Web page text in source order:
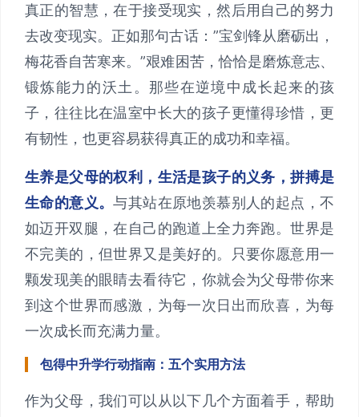
真正的智慧，在于接受现实，然后用自己的努力
去改变现实。正如那句古话：”宝剑锋从磨砺出，
梅花香自苦寒来。”艰难困苦，恰恰是磨炼意志、
锻炼能力的沃土。那些在逆境中成长起来的孩
子，往往比在温室中长大的孩子更懂得珍惜，更
有韧性，也更容易获得真正的成功和幸福。
生养是父母的权利，生活是孩子的义务，拼搏是
生命的意义。与其站在原地羡慕别人的起点，不
如迈开双腿，在自己的跑道上全力奔跑。世界是
不完美的，但世界又是美好的。只要你愿意用一
颗发现美的眼睛去看待它，你就会为父母带你来
到这个世界而感激，为每一次日出而欣喜，为每
一次成长而充满力量。
包得中升学行动指南：五个实用方法
作为父母，我们可以从以下几个方面着手，帮助